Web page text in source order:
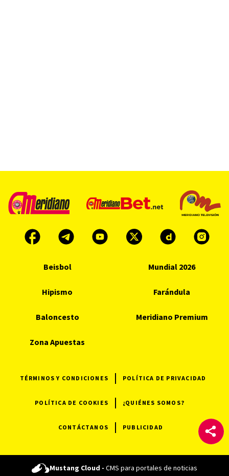
Beisbol Mundial 2026
Hipismo Farándula
Baloncesto Meridiano Premium
Zona Apuestas
TÉRMINOS Y CONDICIONES POLÍTICA DE PRIVACIDAD
POLÍTICA DE COOKIES ¿QUIÉNES SOMOS?
CONTÁCTANOS PUBLICIDAD
Mustang Cloud - CMS para portales de noticias